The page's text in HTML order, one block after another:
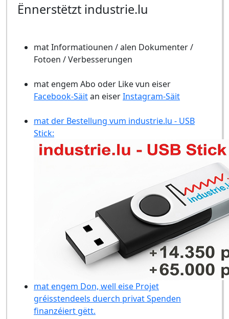
Ënnerstëtzt industrie.lu
mat Informatiounen / alen Dokumenter /
Fotoen / Verbesserungen
mat engem Abo oder Like vun eiser
Facebook-Säitan eiserInstagram-Säit
mat der Bestellung vum industrie.lu - USB
Stick:
mat engem Don, well eise Projet
gréisstendeels duerch privat Spenden
finanzéiert gëtt.